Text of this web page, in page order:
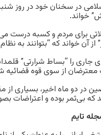
خواند.
برای مردم و کسبه درست
آن خواند که “بتوانند به
جاری را “بساط شرارتی”
از سوی قوه قضائیه
در دو ماه اخیر، بسیاری
که بی‌ثمر بوده و اعتراضات
تایم